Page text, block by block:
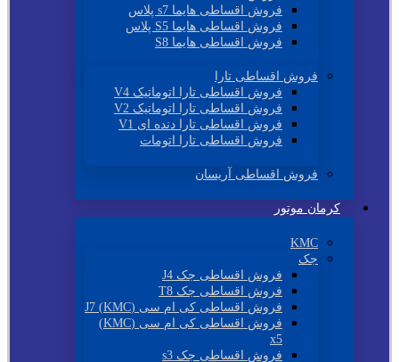
فروش اقساطی هایما s7 پلاس
فروش اقساطی هایما S5 پلاس
فروش اقساطی هایما S8
فروش اقساطی تارا
فروش اقساطی تارا اتوماتیک V4
فروش اقساطی تارا اتوماتیک V2
فروش اقساطی تارا دنده ای V1
فروش اقساطی تارا اتومات
فروش اقساطی آریسان
کرمان موتور
KMC
جک
فروش اقساطی جک J4
فروش اقساطی جک T8
فروش اقساطی کی ام سی (KMC) J7
فروش اقساطی کی ام سی (KMC)
x5
فروش اقساطی جک s3